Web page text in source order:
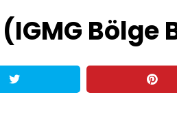
Bölge